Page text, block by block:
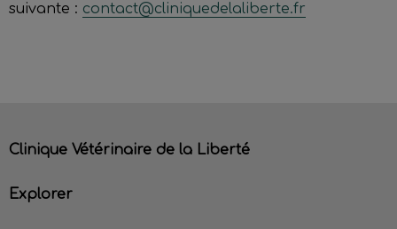
suivante : contact@cliniquedelaliberte.fr
Explorer
Clinique Vétérinaire de la Liberté